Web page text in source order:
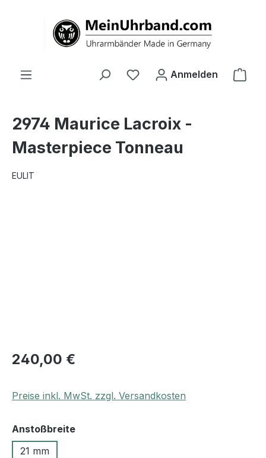
Anmelden
2974 Maurice Lacroix -
Masterpiece Tonneau
EULIT
240,00 €
Preise inkl. MwSt. zzgl. Versandkosten
Anstoßbreiteauswählen
21 mm